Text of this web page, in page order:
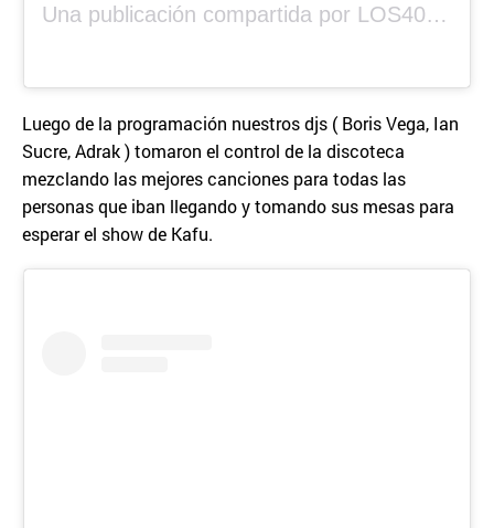
Una publicación compartida por LOS40 Panamá (@los40panama)
Luego de la programación nuestros djs ( Boris Vega, Ian
Sucre, Adrak ) tomaron el control de la discoteca
mezclando las mejores canciones para todas las
personas que iban llegando y tomando sus mesas para
esperar el show de Kafu.